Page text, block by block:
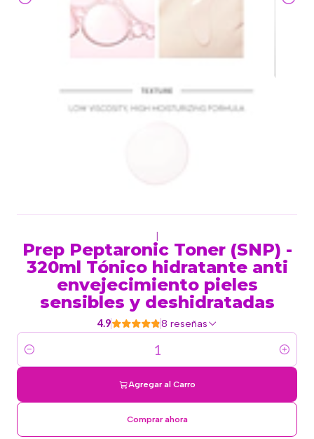
Prep Peptaronic Toner (SNP) -
320ml Tónico hidratante anti
envejecimiento pieles
sensibles y deshidratadas
4.9 8 reseñas
Cantidad
Agregar al Carro
Comprar ahora